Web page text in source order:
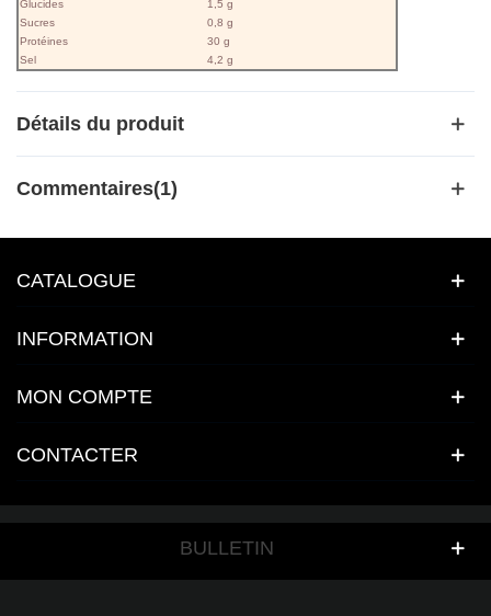
Glucides
1,5 g
Sucres
0,8 g
Protéines
30 g
Sel
4,2 g
Détails du produit
Commentaires(1)
CATALOGUE
INFORMATION
MON COMPTE
CONTACTER
BULLETIN